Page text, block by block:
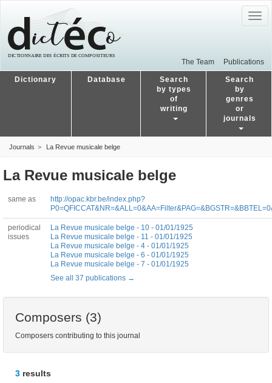
The Team Publications
Dictionary Database
Search
by types
of
writing
Search
by
genres
or
journals
Journals La Revue musicale belge
La Revue musicale belge
same as
http://opac.kbr.be/index.php?
periodical
issues
La Revue musicale belge - 10 - 01/01/1925
La Revue musicale belge - 11 - 01/01/1925
La Revue musicale belge - 4 - 01/01/1925
La Revue musicale belge - 6 - 01/01/1925
La Revue musicale belge - 7 - 01/01/1925
See all 37 publications
Composers (3)
Composers contributing to this journal
3 results